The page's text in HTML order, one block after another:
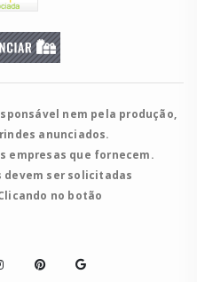
nem pela produção,
anunciados.
empresas que fornecem.
devem ser solicitadas
no botão